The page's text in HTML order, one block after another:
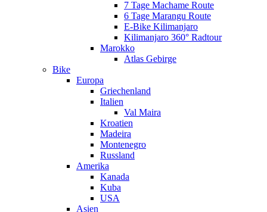
7 Tage Machame Route
6 Tage Marangu Route
E-Bike Kilimanjaro
Kilimanjaro 360° Radtour
Marokko
Atlas Gebirge
Bike
Europa
Griechenland
Italien
Val Maira
Kroatien
Madeira
Montenegro
Russland
Amerika
Kanada
Kuba
USA
Asien